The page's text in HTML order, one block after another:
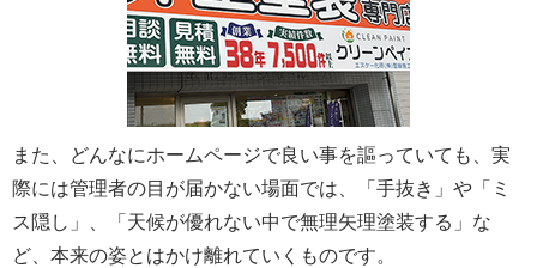
また、どんなにホームページで良い事を謳っていても、実
際には管理者の目が届かない場面では、「手抜き」や「ミ
ス隠し」、「天候が優れない中で無理矢理塗装する」な
ど、本来の姿とはかけ離れていくものです。